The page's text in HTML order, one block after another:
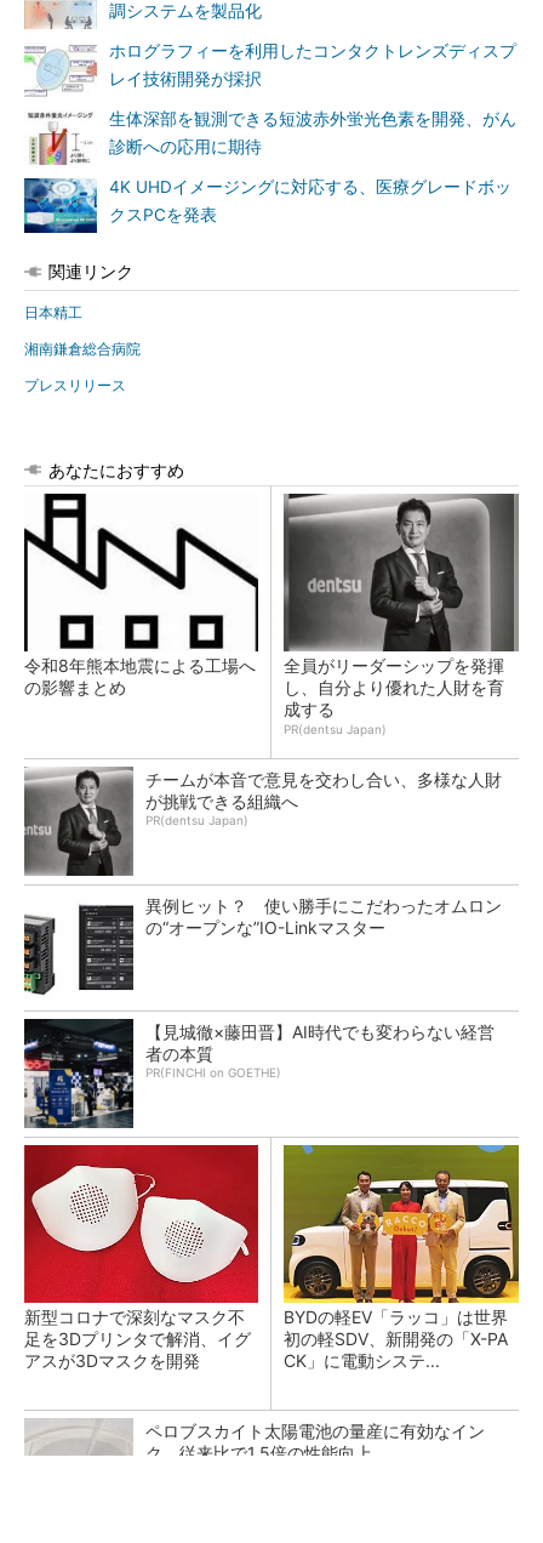
調システムを製品化
ホログラフィーを利用したコンタクトレンズディスプ
レイ技術開発が採択
生体深部を観測できる短波赤外蛍光色素を開発、がん
診断への応用に期待
4K UHDイメージングに対応する、医療グレードボッ
クスPCを発表
関連リンク
日本精工
湘南鎌倉総合病院
プレスリリース
あなたにおすすめ
令和8年熊本地震による工場へ
の影響まとめ
全員がリーダーシップを発揮
し、自分より優れた人財を育
成する
PR(dentsu Japan)
チームが本音で意見を交わし合い、多様な人財
が挑戦できる組織へ
PR(dentsu Japan)
異例ヒット？ 使い勝手にこだわったオムロン
の“オープンな”IO-Linkマスター
【見城徹×藤田晋】AI時代でも変わらない経営
者の本質
PR(FINCHI on GOETHE)
新型コロナで深刻なマスク不
足を3Dプリンタで解消、イグ
アスが3Dマスクを開発
BYDの軽EV「ラッコ」は世界
初の軽SDV、新開発の「X-PA
CK」に電動システ...
ペロブスカイト太陽電池の量産に有効なイン
ク、従来比で1.5倍の性能向上